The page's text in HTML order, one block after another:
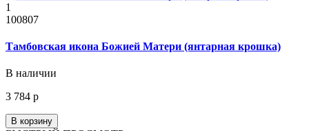
1
100807
Тамбовская икона Божией Матери (янтарная крошка)
В наличии
3 784 р
В корзину